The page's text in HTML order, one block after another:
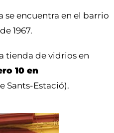
se encuentra en el barrio
1967.
tienda de vidrios en
10 en
Sants-Estació).